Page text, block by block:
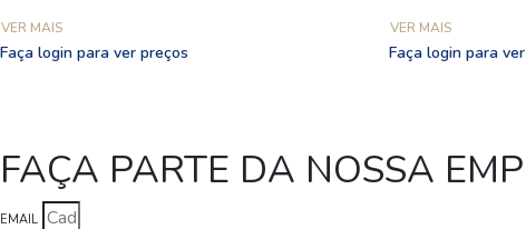
VER MAIS
Faça login para ver preços
VER MAIS
Faça login para
FAÇA PARTE DA NOSSA
EMAIL